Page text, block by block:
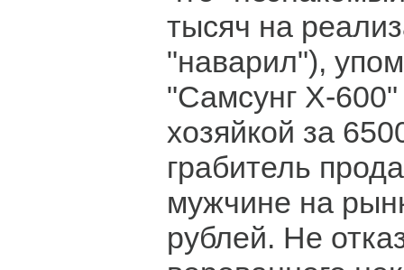
тысяч на
"наварил"),
"Самсунг Х-
хозяйкой за
грабитель
мужчине на
рублей. Не